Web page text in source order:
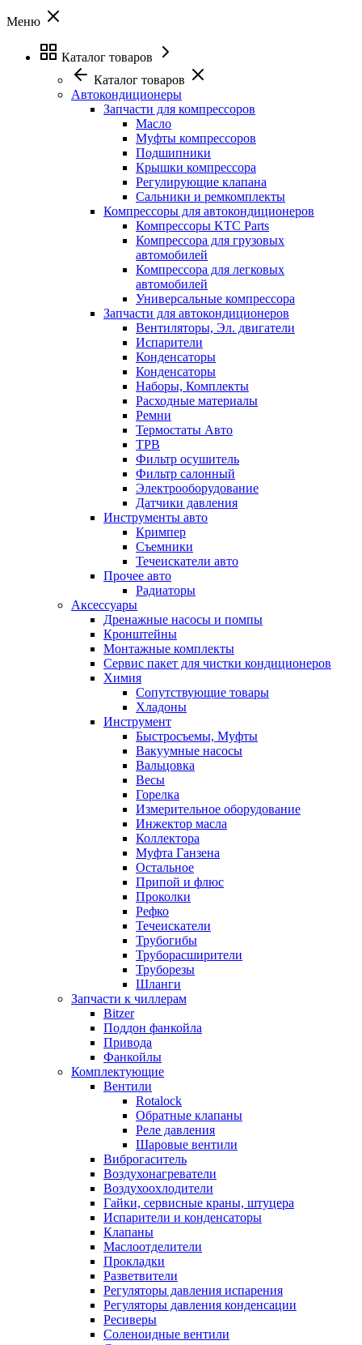
Меню
Каталог товаров
Каталог товаров
Автокондиционеры
Запчасти для компрессоров
Масло
Муфты компрессоров
Подшипники
Крышки компрессора
Регулирующие клапана
Сальники и ремкомплекты
Компрессоры для автокондиционеров
Компрессоры KTC Parts
Компрессора для грузовых
автомобилей
Компрессора для легковых
автомобилей
Универсальные компрессора
Запчасти для автокондиционеров
Вентиляторы, Эл. двигатели
Испарители
Конденсаторы
Конденсаторы
Наборы, Комплекты
Расходные материалы
Ремни
Термостаты Авто
ТРВ
Фильтр осушитель
Фильтр салонный
Электрооборудование
Датчики давления
Инструменты авто
Кримпер
Съемники
Течеискатели авто
Прочее авто
Радиаторы
Аксессуары
Дренажные насосы и помпы
Кронштейны
Монтажные комплекты
Сервис пакет для чистки кондиционеров
Химия
Сопутствующие товары
Хладоны
Инструмент
Быстросъемы, Муфты
Вакуумные насосы
Вальцовка
Весы
Горелка
Измерительное оборудование
Инжектор масла
Коллектора
Муфта Ганзена
Остальное
Припой и флюс
Проколки
Рефко
Течеискатели
Трубогибы
Труборасширители
Труборезы
Шланги
Запчасти к чиллерам
Bitzer
Поддон фанкойла
Привода
Фанкойлы
Комплектующие
Вентили
Rotalock
Обратные клапаны
Реле давления
Шаровые вентили
Виброгаситель
Воздухонагреватели
Воздухоохлодители
Гайки, сервисные краны, штуцера
Испарители и конденсаторы
Клапаны
Маслоотделители
Прокладки
Разветвители
Регуляторы давления испарения
Регуляторы давления конденсации
Ресиверы
Соленоидные вентили